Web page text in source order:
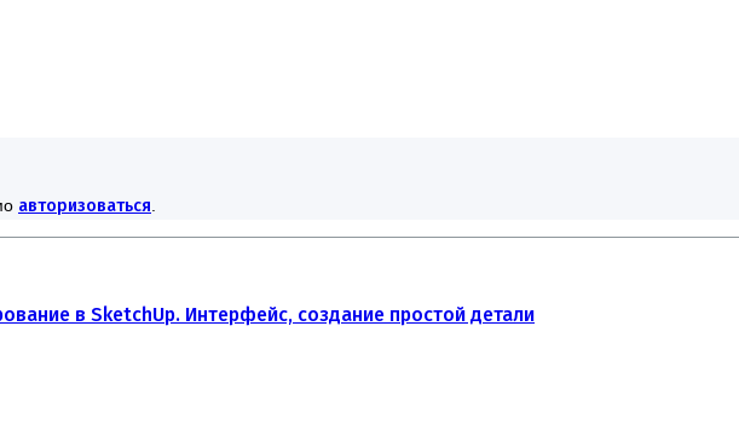
авторизоваться
в SketchUp. Интерфейс, создание простой детали